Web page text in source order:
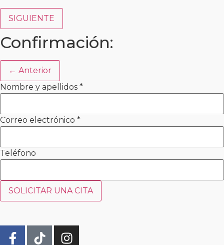
SIGUIENTE
Confirmación:
← Anterior
Nombre y apellidos *
Correo electrónico *
Teléfono
SOLICITAR UNA CITA